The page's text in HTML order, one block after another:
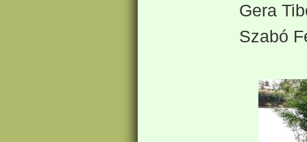
Gera
Szabó